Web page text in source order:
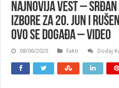
NAJNOVIJA VEST –
izbore za 20. jun i
OVO SE DOGAĐA – VIDEO
08/06/2020 Fakti Dodaj